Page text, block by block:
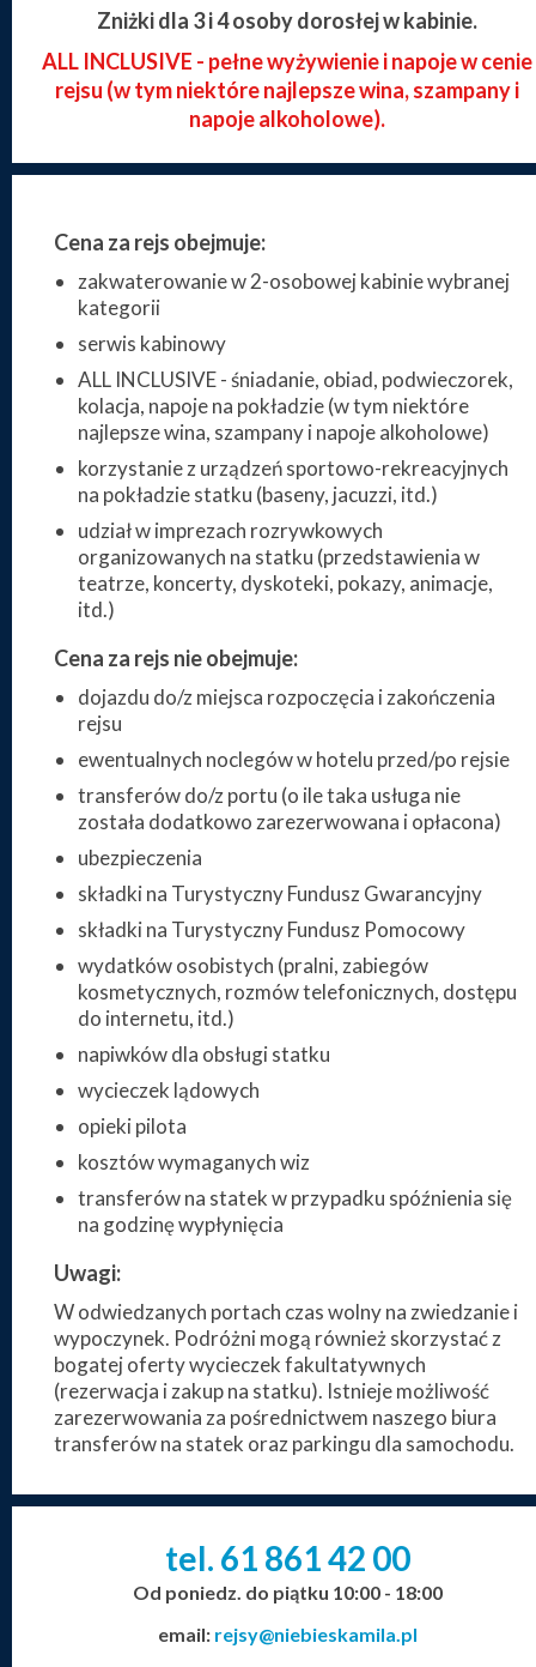
Zniżki dla 3 i 4 osoby dorosłej w kabinie.
ALL INCLUSIVE - pełne wyżywienie i napoje w cenie
rejsu (w tym niektóre najlepsze wina, szampany i
napoje alkoholowe).
Cena za rejs obejmuje:
zakwaterowanie w 2-osobowej kabinie wybranej
kategorii
serwis kabinowy
ALL INCLUSIVE - śniadanie, obiad, podwieczorek,
kolacja, napoje na pokładzie (w tym niektóre
najlepsze wina, szampany i napoje alkoholowe)
korzystanie z urządzeń sportowo-rekreacyjnych
na pokładzie statku (baseny, jacuzzi, itd.)
udział w imprezach rozrywkowych
organizowanych na statku (przedstawienia w
teatrze, koncerty, dyskoteki, pokazy, animacje,
itd.)
Cena za rejs nie obejmuje:
dojazdu do/z miejsca rozpoczęcia i zakończenia
rejsu
ewentualnych noclegów w hotelu przed/po rejsie
transferów do/z portu (o ile taka usługa nie
została dodatkowo zarezerwowana i opłacona)
ubezpieczenia
składki na Turystyczny Fundusz Gwarancyjny
składki na Turystyczny Fundusz Pomocowy
wydatków osobistych (pralni, zabiegów
kosmetycznych, rozmów telefonicznych, dostępu
do internetu, itd.)
napiwków dla obsługi statku
wycieczek lądowych
opieki pilota
kosztów wymaganych wiz
transferów na statek w przypadku spóźnienia się
na godzinę wypłynięcia
Uwagi:
W odwiedzanych portach czas wolny na zwiedzanie i
wypoczynek. Podróżni mogą również skorzystać z
bogatej oferty wycieczek fakultatywnych
(rezerwacja i zakup na statku). Istnieje możliwość
zarezerwowania za pośrednictwem naszego biura
transferów na statek oraz parkingu dla samochodu.
tel. 61 86142 00
Od poniedz. do piątku 10:00 - 18:00
email: rejsy@niebieskamila.pl